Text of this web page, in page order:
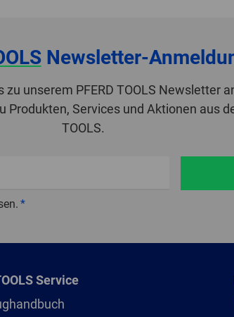
Newsletter-
unserem PFERD TOOLS Newsletter
Services und Aktionen aus
TOOLS.
Service